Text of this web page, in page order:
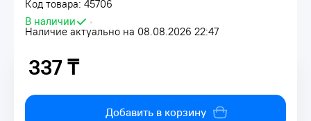
Код товара: 45706
В наличии
•
Наличие актуально на 08.08.2026 22:47
337 ₸
337 ₸
Добавить в корзину